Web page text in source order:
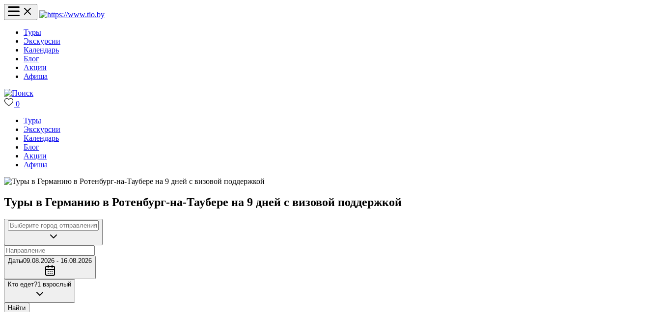
Туры
Экскурсии
Календарь
Блог
Акции
Афиша
0
Туры
Экскурсии
Календарь
Блог
Акции
Афиша
Туры в Германию в Ротенбург-на-Таубере на 9 дней с визовой поддержкой
Даты09.08.2026 - 16.08.2026
Кто едет?1 взрослый
Найти